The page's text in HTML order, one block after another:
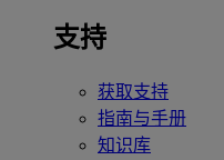
支持
获取支持
指南与手册
知识库